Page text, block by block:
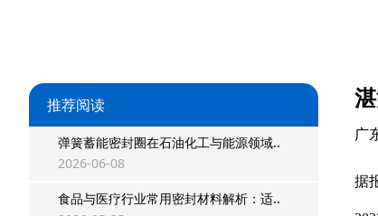
推荐阅读
弹簧蓄能密封圈在石油化工与能源领域..
2026-06-08
食品与医疗行业常用密封材料解析：适..
广
据